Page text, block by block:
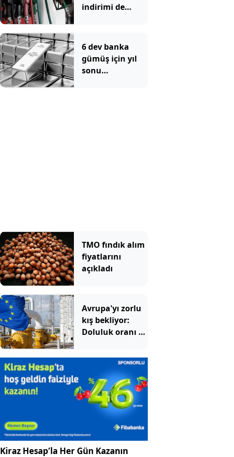
indirimi de
6 dev banka
gümüş için yıl
sonu
TMO fındık alım
fiyatlarını
açıkladı
Avrupa'yı zorlu
kış bekliyor:
Doluluk oranı 15
düşüğünde
Kiraz Hesap’la Her Gün Kazanın